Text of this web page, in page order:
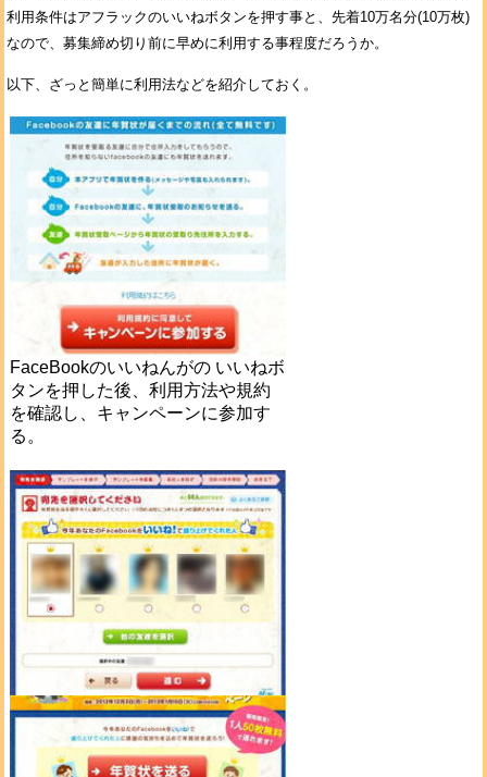
利用条件はアフラックのいいねボタンを押す事と、先着10万名分(10万枚)
なので、募集締め切り前に早めに利用する事程度だろうか。
以下、ざっと簡単に利用法などを紹介しておく。
FaceBookのいいねんがの いいねボ
タンを押した後、利用方法や規約
を確認し、キャンペーンに参加す
る。